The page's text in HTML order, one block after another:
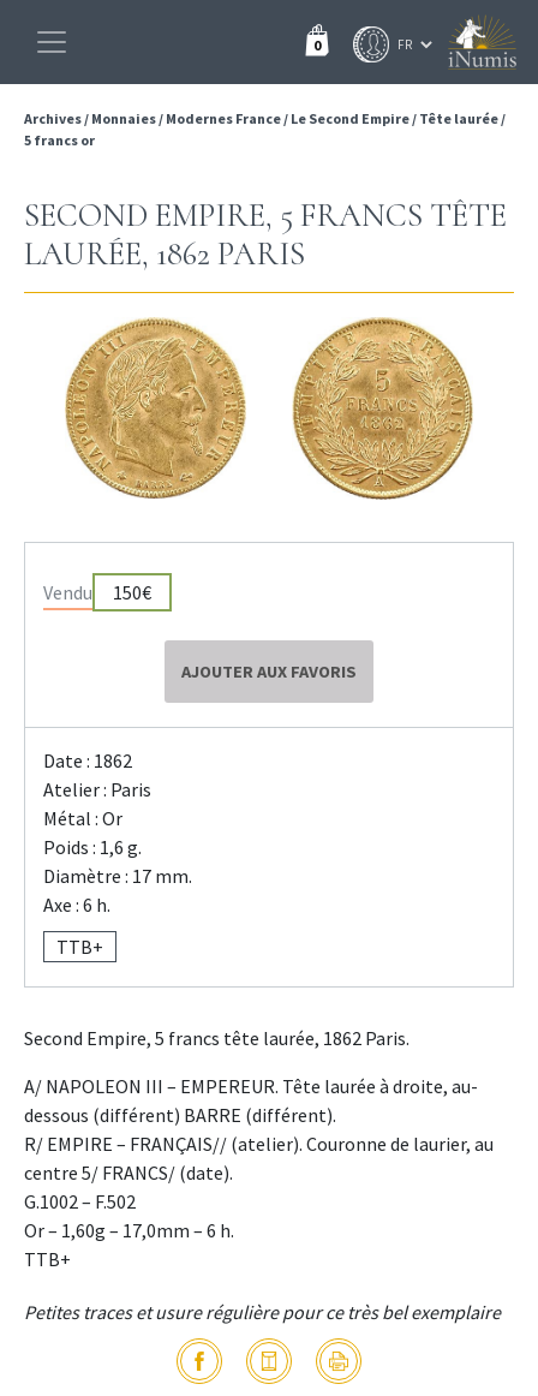
0
Archives/ Monnaies/ Modernes France/ Le Second Empire/ Tête laurée/
5 francs or
SECOND EMPIRE, 5 FRANCS TÊTE
LAURÉE, 1862 PARIS
Vendu 150€
AJOUTER AUX FAVORIS
Date : 1862
Atelier : Paris
Métal : Or
Poids : 1,6 g.
Diamètre : 17 mm.
Axe : 6 h.
TTB+
Second Empire, 5 francs tête laurée, 1862 Paris.
A/ NAPOLEON III – EMPEREUR. Tête laurée à droite, au-
dessous (différent) BARRE (différent).
R/ EMPIRE – FRANÇAIS// (atelier). Couronne de laurier, au
centre 5/ FRANCS/ (date).
G.1002 – F.502
Or – 1,60g – 17,0mm – 6 h.
TTB+
Petites traces et usure régulière pour ce très bel exemplaire